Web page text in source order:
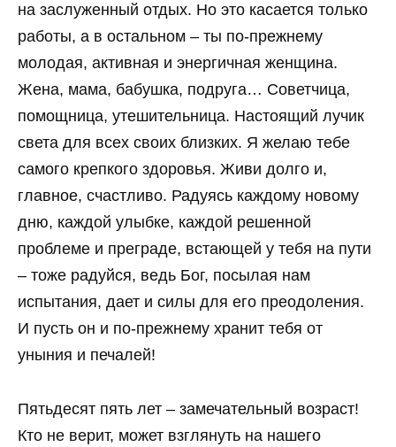
на заслуженный отдых. Но это касается только
работы, а в остальном – ты по-прежнему
молодая, активная и энергичная женщина.
Жена, мама, бабушка, подруга… Советчица,
помощница, утешительница. Настоящий лучик
света для всех своих близких. Я желаю тебе
самого крепкого здоровья. Живи долго и,
главное, счастливо. Радуясь каждому новому
дню, каждой улыбке, каждой решенной
проблеме и преграде, встающей у тебя на пути
– тоже радуйся, ведь Бог, посылая нам
испытания, дает и силы для его преодоления.
И пусть он и по-прежнему хранит тебя от
уныния и печалей!
Пятьдесят пять лет – замечательный возраст!
Кто не верит, может взглянуть на нашего